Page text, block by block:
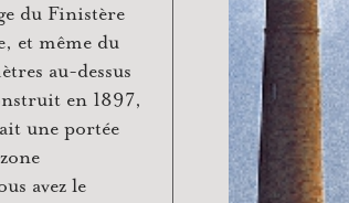
du Finistère
et même du
au-dessus
en 1897,
une portée
avez le